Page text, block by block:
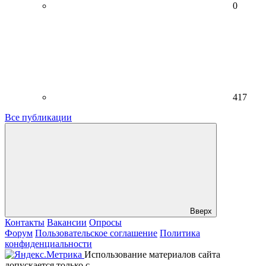
0
417
Все публикации
Вверх
Контакты Вакансии Опросы
Форум Пользовательское соглашение Политика
конфиденциальности
Использование материалов сайта